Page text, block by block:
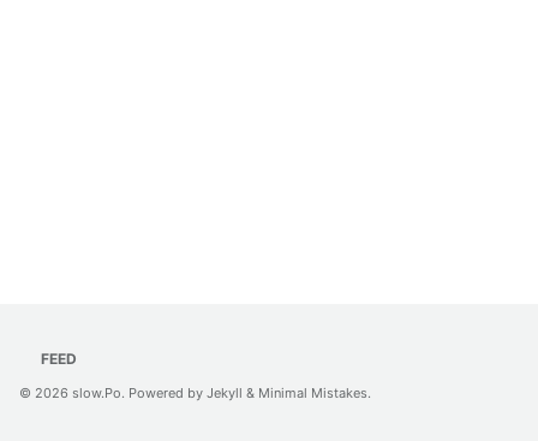
FEED
© 2026 slow.Po. Powered by Jekyll & Minimal Mistakes.